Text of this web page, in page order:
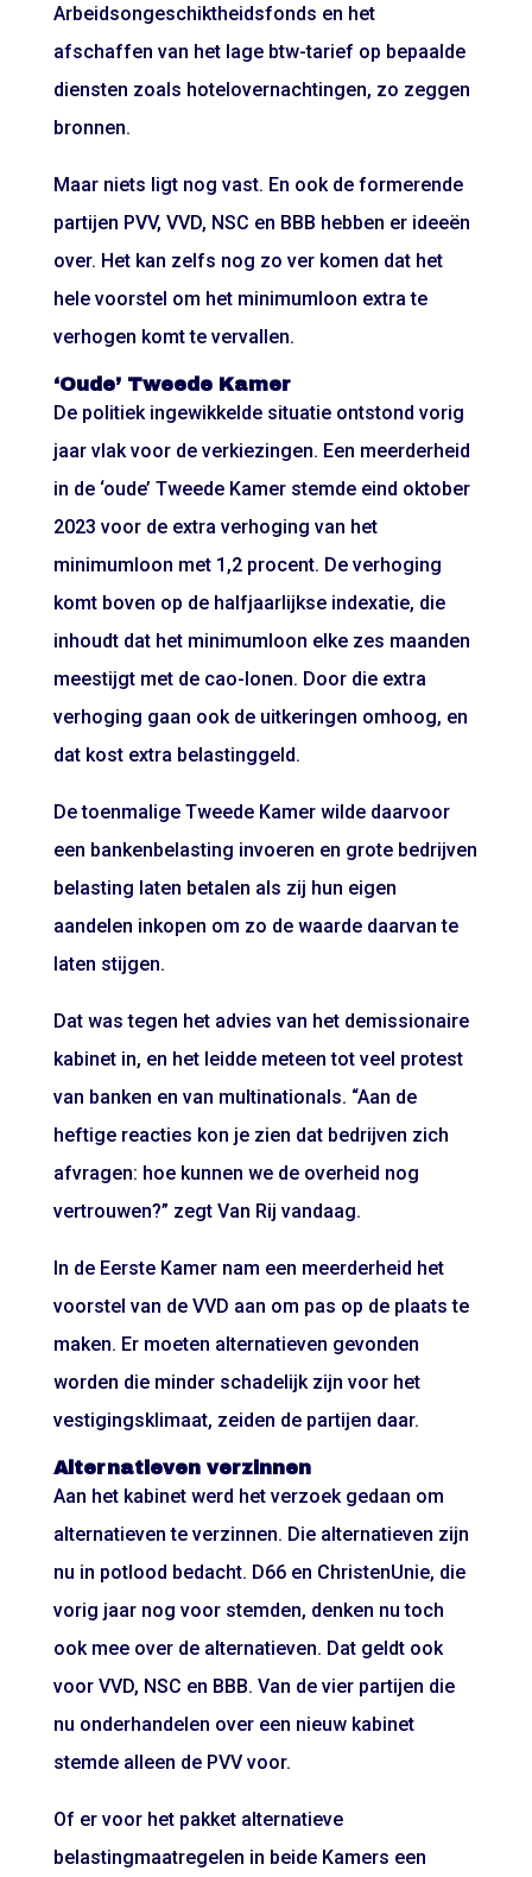
Arbeidsongeschiktheidsfonds en het
afschaffen van het lage btw-tarief op bepaalde
diensten zoals hotelovernachtingen, zo zeggen
bronnen.
Maar niets ligt nog vast. En ook de formerende
partijen PVV, VVD, NSC en BBB hebben er ideeën
over. Het kan zelfs nog zo ver komen dat het
hele voorstel om het minimumloon extra te
verhogen komt te vervallen.
‘Oude’ Tweede Kamer
De politiek ingewikkelde situatie ontstond vorig
jaar vlak voor de verkiezingen. Een meerderheid
in de ‘oude’ Tweede Kamer stemde eind oktober
2023 voor de extra verhoging van het
minimumloon met 1,2 procent. De verhoging
komt boven op de halfjaarlijkse indexatie, die
inhoudt dat het minimumloon elke zes maanden
meestijgt met de cao-lonen. Door die extra
verhoging gaan ook de uitkeringen omhoog, en
dat kost extra belastinggeld.
De toenmalige Tweede Kamer wilde daarvoor
een bankenbelasting invoeren en grote bedrijven
belasting laten betalen als zij hun eigen
aandelen inkopen om zo de waarde daarvan te
laten stijgen.
Dat was tegen het advies van het demissionaire
kabinet in, en het leidde meteen tot veel protest
van banken en van multinationals. “Aan de
heftige reacties kon je zien dat bedrijven zich
afvragen: hoe kunnen we de overheid nog
vertrouwen?” zegt Van Rij vandaag.
In de Eerste Kamer nam een meerderheid het
voorstel van de VVD aan om pas op de plaats te
maken. Er moeten alternatieven gevonden
worden die minder schadelijk zijn voor het
vestigingsklimaat, zeiden de partijen daar.
Alternatieven verzinnen
Aan het kabinet werd het verzoek gedaan om
alternatieven te verzinnen. Die alternatieven zijn
nu in potlood bedacht. D66 en ChristenUnie, die
vorig jaar nog voor stemden, denken nu toch
ook mee over de alternatieven. Dat geldt ook
voor VVD, NSC en BBB. Van de vier partijen die
nu onderhandelen over een nieuw kabinet
stemde alleen de PVV voor.
Of er voor het pakket alternatieve
belastingmaatregelen in beide Kamers een